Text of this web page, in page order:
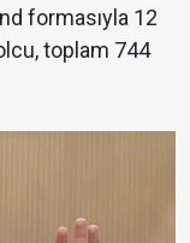
formasıyla 12
toplam 744